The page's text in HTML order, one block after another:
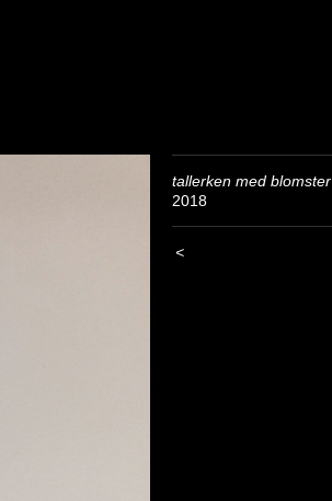
tallerken med blomster
2018
<